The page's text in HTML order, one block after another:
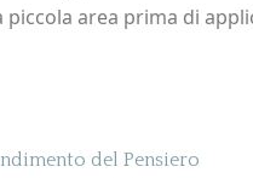
area prima di
del Pensiero